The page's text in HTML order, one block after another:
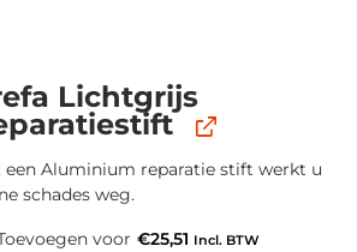
Lichtgrijs
een Aluminium reparatie stift werkt u
schades weg.
voor €25,51 Incl. BTW